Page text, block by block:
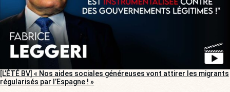
[L’ÉTÉ BV] « Nos aides sociales généreuses vont attirer les migrants
régularisés par l’Espagne ! »